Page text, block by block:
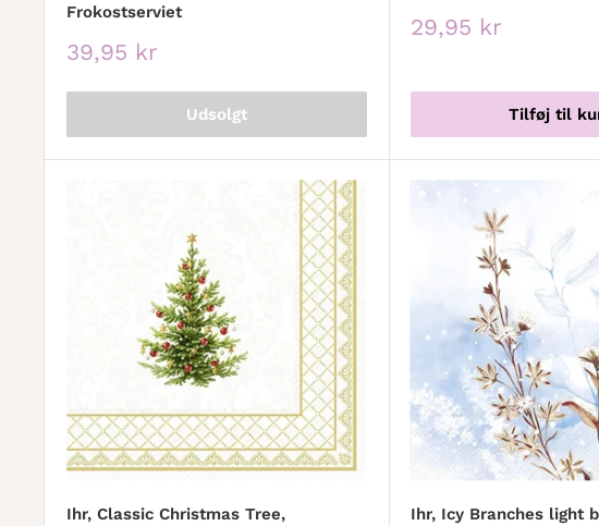
Frokostserviet
Udsalgspris
39,95 kr
Udsolgt
Udsalgspris
29,95 kr
Tilføj til
Ihr, Classic Christmas Tree,
Ihr, Icy Branches light